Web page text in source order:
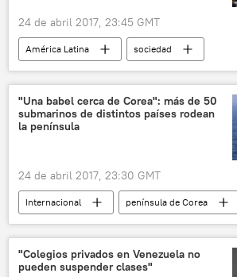
24 de abril 2017, 23:45 GMT
América Latina
sociedad
Internacional
política
Colombia
Iván Cepeda
noticias
"Una babel cerca de Corea": más de 50
submarinos de distintos países rodean
la península
24 de abril 2017, 23:30 GMT
Internacional
península de Corea
tensión
submarinos
🌏 Asia
noticias
"Colegios privados en Venezuela no
pueden suspender clases"